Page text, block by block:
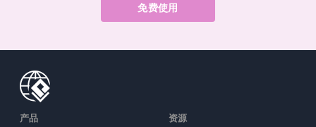
免费使用
产品 资源